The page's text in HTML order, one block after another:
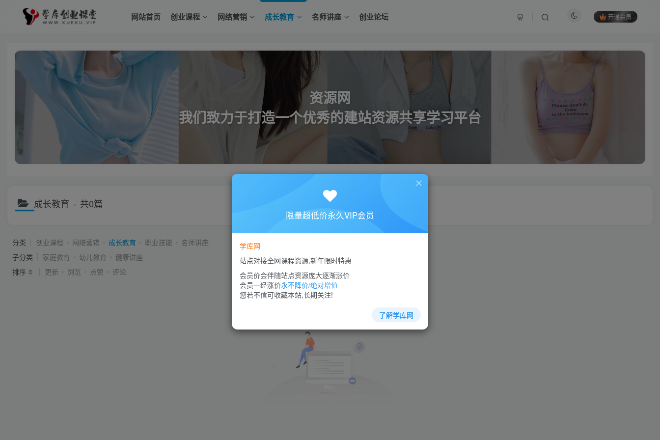
网站首页 创业课程 网络营销 成长教育 名师讲座 创业论坛 开通会员
资源网
我们致力于打造一个优秀的建站资源共享学习平台
成长教育 共0篇
分类 创业课程 网络营销 成长教育 职业技能
名师讲座
子分类
家庭教育 幼儿教育
健康讲座
排序
更新 浏览 点赞 评论
限量超低价永久VIP会员
学库网
站点对接全网课程资源,新年限时特惠
会员价会伴随站点资源庞大逐渐涨价
会员一经涨价永不降价/绝对增值
您若不信可收藏本站,长期关注!
了解学库网